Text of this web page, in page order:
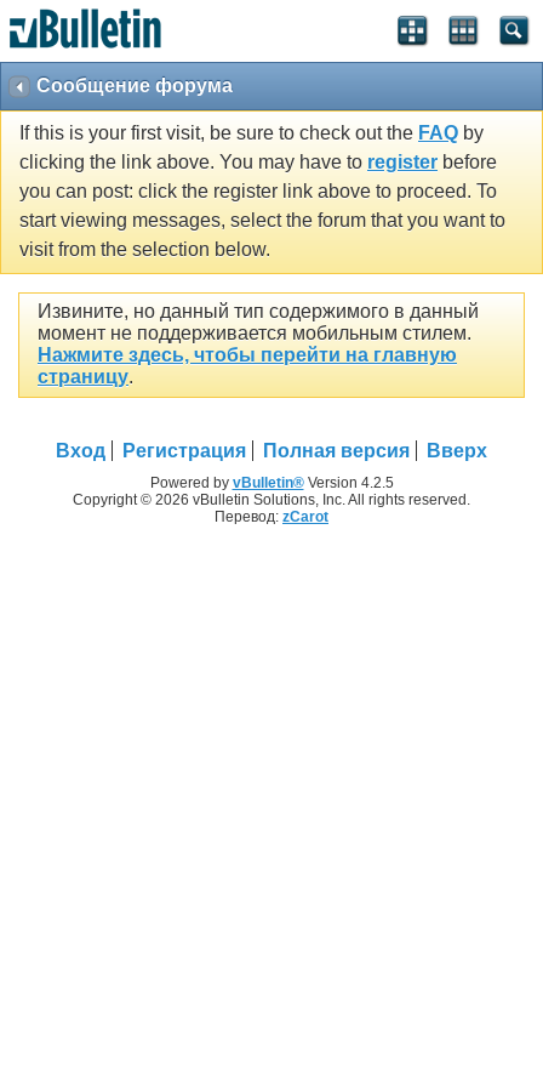
Сообщение форума
If this is your first visit, be sure to check out the FAQ by
clicking the link above. You may have to register before
you can post: click the register link above to proceed. To
start viewing messages, select the forum that you want to
visit from the selection below.
Извините, но данный тип содержимого в данный
момент не поддерживается мобильным стилем.
Нажмите здесь, чтобы перейти на главную
страницу.
Вход Регистрация Полная версия Вверх
Powered by vBulletin®Version 4.2.5
Copyright © 2026 vBulletin Solutions, Inc. All rights reserved.
Перевод: zCarot